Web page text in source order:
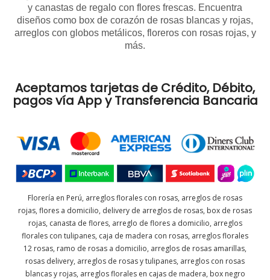
y canastas de regalo con flores frescas. Encuentra
diseños como box de corazón de rosas blancas y rojas,
arreglos con globos metálicos, floreros con rosas rojas, y
más.
Aceptamos tarjetas de Crédito, Débito,
pagos vía App y Transferencia Bancaria
Florería en Perú, arreglos florales con rosas, arreglos de rosas
rojas, flores a domicilio, delivery de arreglos de rosas, box de rosas
rojas, canasta de flores, arreglo de flores a domicilio, arreglos
florales con tulipanes, caja de madera con rosas, arreglos florales
12 rosas, ramo de rosas a domicilio, arreglos de rosas amarillas,
rosas delivery, arreglos de rosas y tulipanes, arreglos con rosas
blancas y rojas, arreglos florales en cajas de madera, box negro